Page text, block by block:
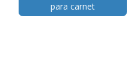
para carnet